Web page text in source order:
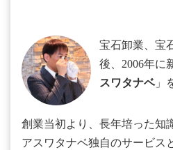
宝石卸業、宝
後、2006年に
スワタナベ」
創業当初より、長年培った知
アスワタナベ独自のサービス